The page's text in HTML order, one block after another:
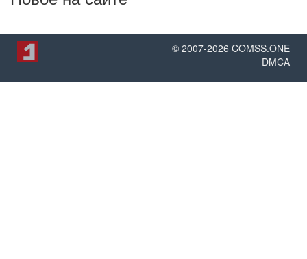
© 2007-2026 COMSS.ONE
DMCA